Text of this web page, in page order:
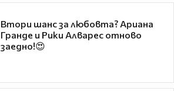
Втори шанс за любовта? Ариана
Гранде и Рики Алварес отново
заедно!😍